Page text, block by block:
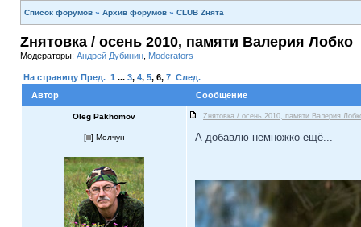
Список форумов » Архив форумов » CLUB Zнята
Zнятовка / осень 2010, памяти Валерия Лобко
Модераторы: Андрей Дубинин Moderators
На страницу Пред. 1 ... 3, 4, 5, 6, 7 След.
Автор
Сообщение
Oleg Pakhomov Zнятовка / осень 2010, памяти Валерия
[ ] Молчун А добавлю немножко ещё...